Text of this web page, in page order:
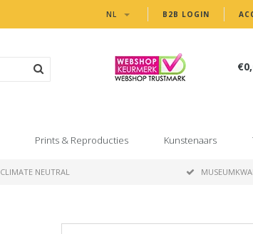
B2B LOGIN
NL
Prints & Reproducties Kunstenaars
CLIMATE NEUTRAL